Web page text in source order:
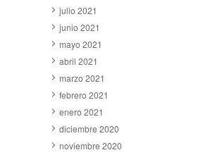
julio 2021
junio 2021
mayo 2021
abril 2021
marzo 2021
febrero 2021
enero 2021
diciembre 2020
noviembre 2020